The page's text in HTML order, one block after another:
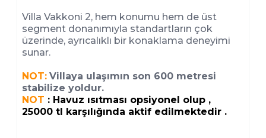
Villa Vakkoni 2, hem konumu hem de üst
segment donanımıyla standartların çok
üzerinde, ayrıcalıklı bir konaklama deneyimi
sunar.
NOT: Villaya ulaşımın son 600 metresi
stabilize yoldur.
NOT : Havuz ısıtması opsiyonel olup ,
25000 tl karşılığında aktif edilmektedir .